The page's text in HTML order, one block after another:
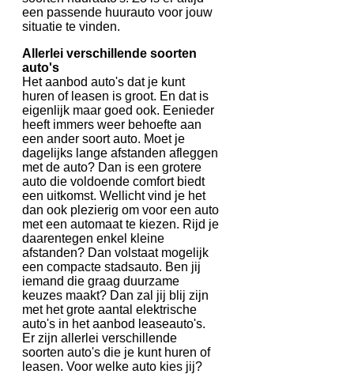
een passende huurauto voor jouw
situatie te vinden.
Allerlei verschillende soorten
auto's
Het aanbod auto's dat je kunt
huren of leasen is groot. En dat is
eigenlijk maar goed ook. Eenieder
heeft immers weer behoefte aan
een ander soort auto. Moet je
dagelijks lange afstanden afleggen
met de auto? Dan is een grotere
auto die voldoende comfort biedt
een uitkomst. Wellicht vind je het
dan ook plezierig om voor een auto
met een automaat te kiezen. Rijd je
daarentegen enkel kleine
afstanden? Dan volstaat mogelijk
een compacte stadsauto. Ben jij
iemand die graag duurzame
keuzes maakt? Dan zal jij blij zijn
met het grote aantal elektrische
auto's in het aanbod leaseauto's.
Er zijn allerlei verschillende
soorten auto's die je kunt huren of
leasen. Voor welke auto kies jij?